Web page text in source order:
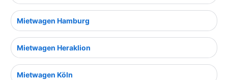
Mietwagen Hamburg
Mietwagen Heraklion
Mietwagen Köln